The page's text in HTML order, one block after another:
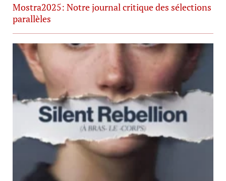
Mostra2025: Notre journal critique des sélections
parallèles